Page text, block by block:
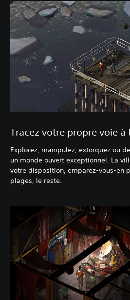
Tracez votre propre voie à
Explorez, manipulez, extorquez ou
un monde ouvert exceptionnel. La
votre disposition, emparez-vous-en
plages, le reste.